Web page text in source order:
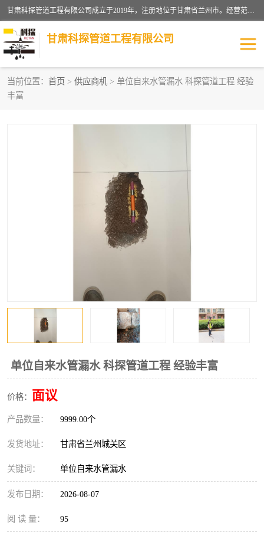
甘肃科探管道工程有限公司成立于2019年，注册地位于甘肃省兰州市。经营范围包括管道安装、清洗、疏通、维修、检测，防水工程，工程钻孔，化粪池清理，暖气安装，给排水管道安装维修，室内外管道如消防、供水、供热管道漏水检测定位，室内外防水堵漏等。
甘肃科探管道工程有限公司
当前位置： 首页 > 供应商机 > 单位自来水管漏水 科探管道工程 经验
丰富
单位自来水管漏水 科探管道工程 经验丰富
价格： 面议
产品数量： 9999.00个
发货地址： 甘肃省兰州城关区
关键词： 单位自来水管漏水
发布日期： 2026-08-07
阅 读 量： 95
管道安装维修